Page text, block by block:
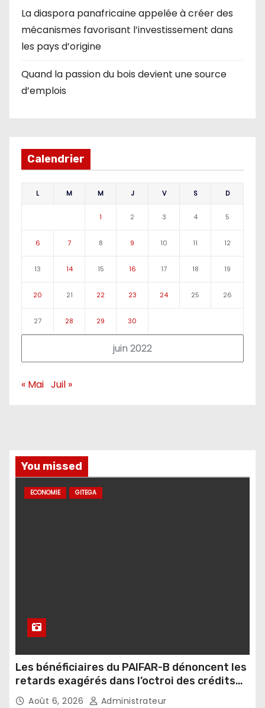
La diaspora panafricaine appelée à créer des
mécanismes favorisant l’investissement dans
les pays d’origine
Quand la passion du bois devient une source
d’emplois
Calendrier
juin 2022
L M M J V S D
1 2 3 4 5
6 7 8 9 10 11 12
13 14 15 16 17 18 19
20 21 22 23 24 25 26
27 28 29 30
« Mai Juil »
You missed
ECONOMIE GITEGA
Les bénéficiaires du PAIFAR-B dénoncent les
retards exagérés dans l’octroi des crédits
agricoles
Août 6, 2026 Administrateur